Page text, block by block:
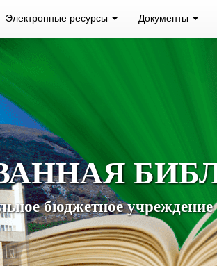
Электронные ресурсы Документы
бюджетное